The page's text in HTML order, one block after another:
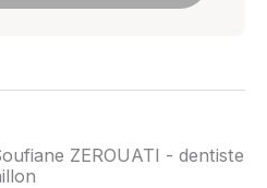
ZEROUATI - dentiste